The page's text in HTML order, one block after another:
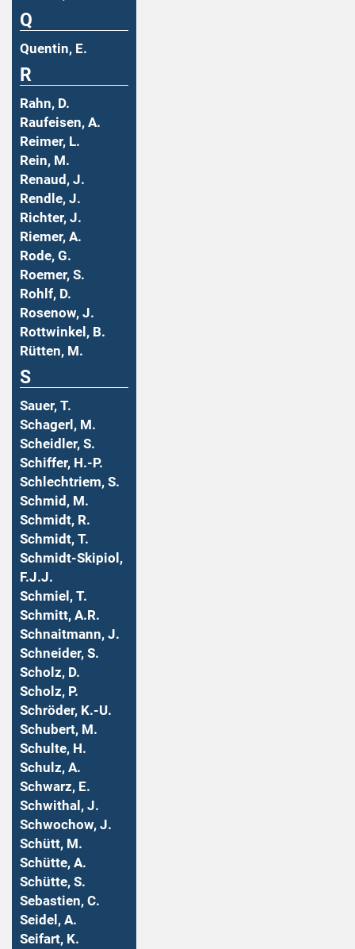
Q
Quentin, E.
R
Rahn, D.
Raufeisen, A.
Reimer, L.
Rein, M.
Renaud, J.
Rendle, J.
Richter, J.
Riemer, A.
Rode, G.
Roemer, S.
Rohlf, D.
Rosenow, J.
Rottwinkel, B.
Rütten, M.
S
Sauer, T.
Schagerl, M.
Scheidler, S.
Schiffer, H.-P.
Schlechtriem, S.
Schmid, M.
Schmidt, R.
Schmidt, T.
Schmidt-Skipiol,
F.J.J.
Schmiel, T.
Schmitt, A.R.
Schnaitmann, J.
Schneider, S.
Scholz, D.
Scholz, P.
Schröder, K.-U.
Schubert, M.
Schulte, H.
Schulz, A.
Schwarz, E.
Schwithal, J.
Schwochow, J.
Schütt, M.
Schütte, A.
Schütte, S.
Sebastien, C.
Seidel, A.
Seifart, K.